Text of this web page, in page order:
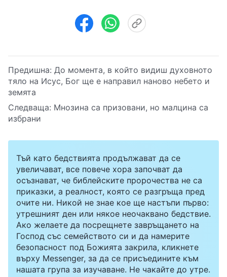
Предишна: До момента, в който видиш духовното
тяло на Исус, Бог ще е направил наново небето и
земята
Следваща: Мнозина са призовани, но малцина са
избрани
Тъй като бедствията продължават да се
увеличават, все повече хора започват да
осъзнават, че библейските пророчества не са
приказки, а реалност, която се разгръща пред
очите ни. Никой не знае кое ще настъпи първо:
утрешният ден или някое неочаквано бедствие.
Ако желаете да посрещнете завръщането на
Господ със семейството си и да намерите
безопасност под Божията закрила, кликнете
върху Messenger, за да се присъедините към
нашата група за изучаване. Не чакайте до утре.